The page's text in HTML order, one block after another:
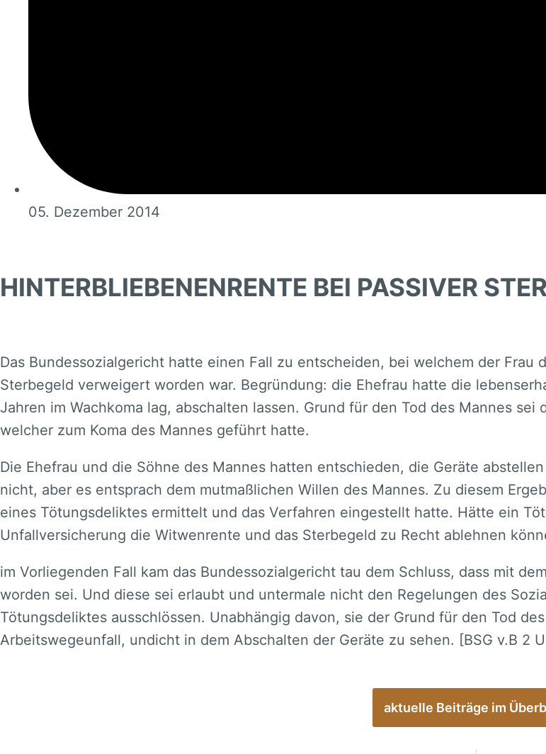
05. Dezember 2014
HINTERBLIEBENENRENTE BEI PASSIVER
Das Bundessozialgericht hatte einen Fall zu entscheiden, bei welchem der
Sterbegeld verweigert worden war. Begründung: die Ehefrau hatte die
Jahren im Wachkoma lag, abschalten lassen. Grund für den Tod des Mannes
welcher zum Koma des Mannes geführt hatte.
Die Ehefrau und die Söhne des Mannes hatten entschieden, die Geräte
nicht, aber es entsprach dem mutmaßlichen Willen des Mannes. Zu diesem
eines Tötungsdeliktes ermittelt und das Verfahren eingestellt hatte. Hätte ein
Unfallversicherung die Witwenrente und das Sterbegeld zu Recht ablehnen
im Vorliegenden Fall kam das Bundessozialgericht tau dem Schluss, dass mit
worden sei. Und diese sei erlaubt und untermale nicht den Regelungen des
Tötungsdeliktes ausschlössen. Unabhängig davon, sie der Grund für den Tod
Arbeitswegeunfall, undicht in dem Abschalten der Geräte zu sehen. [BSG v.B 2 U
aktuelle Beiträge im